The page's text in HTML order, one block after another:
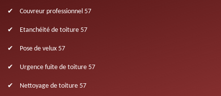
Couvreur professionnel 57
Etanchéité de toiture 57
Pose de velux 57
Urgence fuite de toiture 57
Nettoyage de toiture 57